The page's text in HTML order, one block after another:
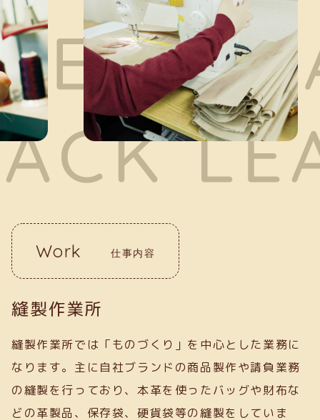
Work 仕事内容
縫製作業所
縫製作業所では「ものづくり」を中心とした業務に
なります。主に自社ブランドの商品製作や請負業務
の縫製を行っており、本革を使ったバッグや財布な
どの革製品、保存袋、硬貨袋等の縫製をしていま